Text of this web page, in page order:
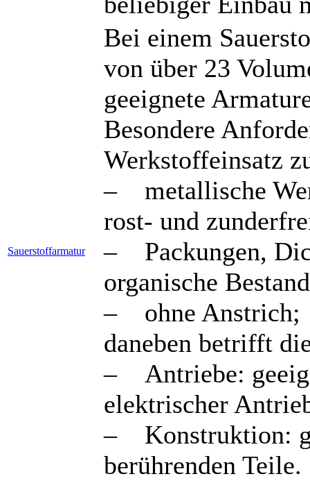
Sauerstoffarmatur
Bei einem
von über 23
geeignete
Besondere
Werkstoffeinsatz
– metallische
rost- und
– Packungen,
organische
– ohne Anstrich;
daneben betrifft
– Antriebe:
elektrischer
– Konstruktion:
berührenden Teile.